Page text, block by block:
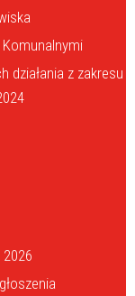
działania z zakresu